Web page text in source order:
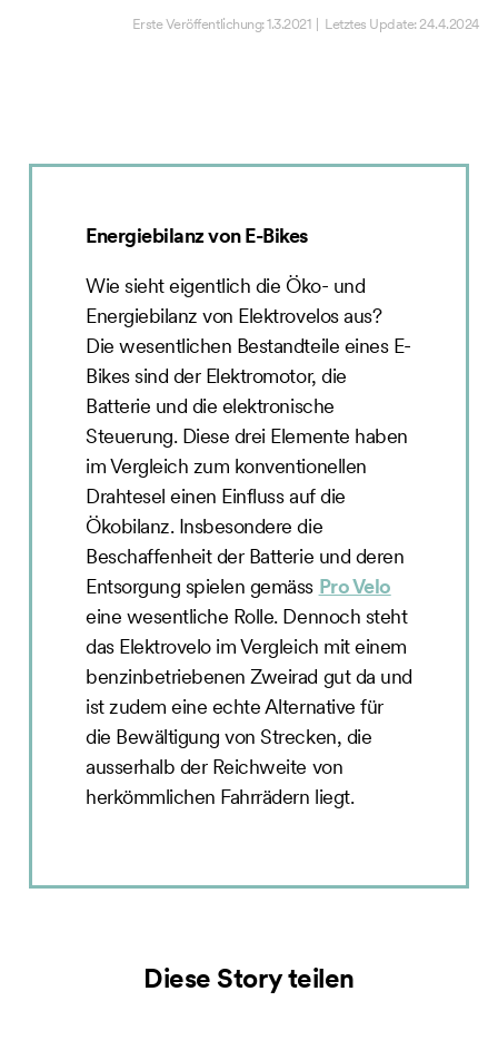
Erste Veröffentlichung:1.3.2021| Letztes Update:24.4.2024
Energiebilanz von E-Bikes
Wie sieht eigentlich die Öko- und
Energiebilanz von Elektrovelos aus?
Die wesentlichen Bestandteile eines E-
Bikes sind der Elektromotor, die
Batterie und die elektronische
Steuerung. Diese drei Elemente haben
im Vergleich zum konventionellen
Drahtesel einen Einfluss auf die
Ökobilanz. Insbesondere die
Beschaffenheit der Batterie und deren
Entsorgung spielen gemäss Pro Velo
eine wesentliche Rolle. Dennoch steht
das Elektrovelo im Vergleich mit einem
benzinbetriebenen Zweirad gut da und
ist zudem eine echte Alternative für
die Bewältigung von Strecken, die
ausserhalb der Reichweite von
herkömmlichen Fahrrädern liegt.
Diese Story teilen